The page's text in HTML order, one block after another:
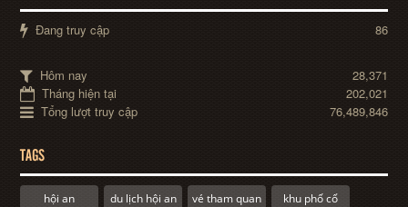
Đang truy cập 86
Hôm nay
28,371
Tháng hiện tại
202,021
Tổng lượt truy cập
76,489,846
TAGS
hội an du lịch hội an vé tham quan khu phố cổ